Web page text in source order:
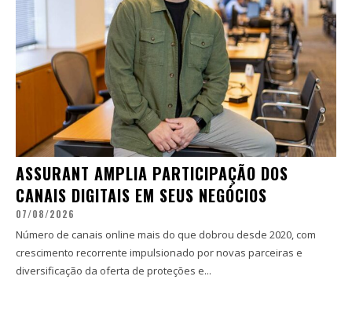
ASSURANT AMPLIA PARTICIPAÇÃO DOS
CANAIS DIGITAIS EM SEUS NEGÓCIOS
07/08/2026
Número de canais online mais do que dobrou desde 2020, com
crescimento recorrente impulsionado por novas parceiras e
diversificação da oferta de proteções e...